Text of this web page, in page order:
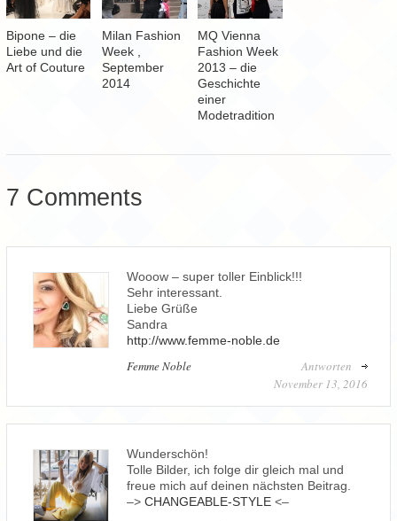
Bipone – die
Liebe und die
Art of Couture
Milan Fashion
Week ,
September
2014
MQ Vienna
Fashion Week
2013 – die
Geschichte
einer
Modetradition
7 Comments
Wooow – super toller Einblick!!!
Sehr interessant.
Liebe Grüße
Sandra
http://www.femme-noble.de
Femme Noble
Antworten
November 13, 2016
Wunderschön!
Tolle Bilder, ich folge dir gleich mal und
freue mich auf deinen nächsten Beitrag.
–> CHANGEABLE-STYLE <–